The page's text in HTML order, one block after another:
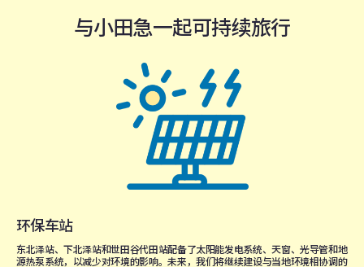
与小田急一起可持续旅行
环保车站
东北泽站、下北泽站和世田谷代田站配备了太阳能发电系统、天窗、光导管和地
源热泵系统，以减少对环境的影响。未来，我们将继续建设与当地环境相协调的